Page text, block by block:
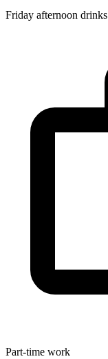
Friday afternoon drinks
Part-time work